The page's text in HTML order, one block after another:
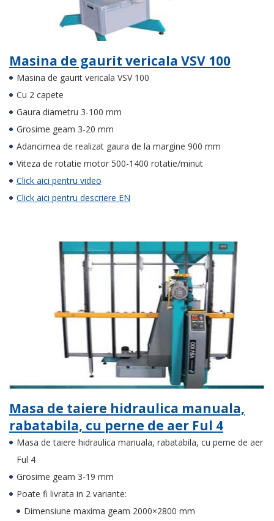
Masina de gaurit vericala VSV 100
Masina de gaurit vericala VSV 100
Cu 2 capete
Gaura diametru 3-100 mm
Grosime geam 3-20 mm
Adancimea de realizat gaura de la margine 900 mm
Viteza de rotatie motor 500-1400 rotatie/minut
Click aici pentru video
Click aici pentru descriere EN
Masa de taiere hidraulica manuala,
rabatabila, cu perne de aer Ful 4
Masa de taiere hidraulica manuala, rabatabila, cu perne de aer
Ful 4
Grosime geam 3-19 mm
Poate fi livrata in 2 variante:
Dimensiune maxima geam 2000×2800 mm